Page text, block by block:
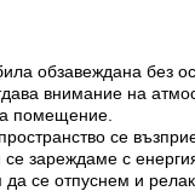
обзавеждана без
внимание на
помещение.
се
се зареждаме с
се отпуснем и